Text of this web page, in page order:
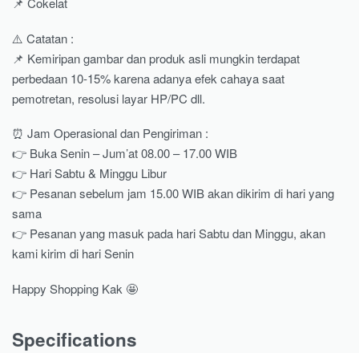
⚠️ Catatan :
📌 Kemiripan gambar dan produk asli mungkin terdapat
perbedaan 10-15% karena adanya efek cahaya saat
pemotretan, resolusi layar HP/PC dll.
⏰ Jam Operasional dan Pengiriman :
👉 Buka Senin – Jum’at 08.00 – 17.00 WIB
👉 Hari Sabtu & Minggu Libur
👉 Pesanan sebelum jam 15.00 WIB akan dikirim di hari yang
sama
👉 Pesanan yang masuk pada hari Sabtu dan Minggu, akan
kami kirim di hari Senin
Happy Shopping Kak 🤩
Specifications